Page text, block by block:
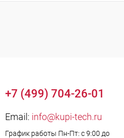
+7 (499) 704-26-01
Email: info@kupi-tech.ru
График работы Пн-Пт: с 9:00 до